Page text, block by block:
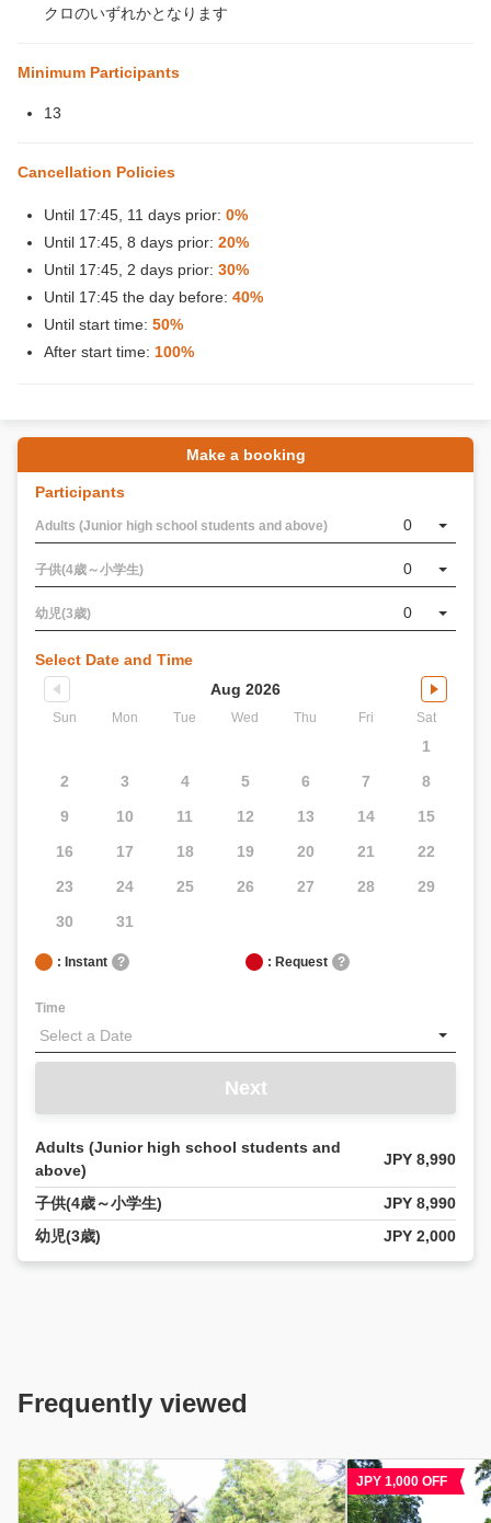
クロのいずれかとなります
Minimum Participants
13
Cancellation Policies
Until 17:45, 11 days prior: 0%
Until 17:45, 8 days prior: 20%
Until 17:45, 2 days prior: 30%
Until 17:45 the day before: 40%
Until start time: 50%
After start time: 100%
Make a booking
Participants
Adults (Junior high school students and above) 0
子供(4歳～小学生) 0
幼児(3歳) 0
Select Date and Time
Aug 2026
Sun Mon Tue Wed Thu Fri Sat
1
2
3 4 5 6 7
8
9
10 11 12 13 14
15
16
17 18 19 20 21
22
23
24 25 26 27 28
29
30
31
: Instant ? : Request ?
Time
Next
Adults (Junior high school students and
above)
JPY 8,990
子供(4歳～小学生)
JPY 8,990
幼児(3歳)
JPY 2,000
Frequently viewed
JPY 1,000 OFF